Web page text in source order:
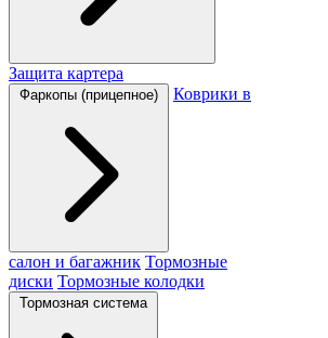
Защита картера
Фаркопы (прицепное) Коврики в
салон и багажник Тормозные
диски Тормозные колодки
Тормозная система